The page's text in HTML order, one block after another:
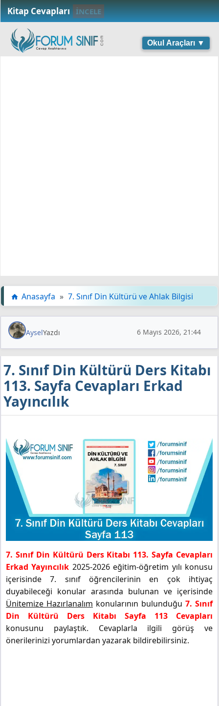
Kitap Cevapları İNCELE
Okul Araçları ▼
Anasayfa » 7. Sınıf Din Kültürü ve Ahlak Bilgisi
AyselYazdı 6 Mayıs 2026, 21:44
7. Sınıf Din Kültürü Ders Kitabı
113. Sayfa Cevapları Erkad
Yayıncılık
7. Sınıf Din Kültürü Ders Kitabı 113. Sayfa Cevapları
Erkad Yayıncılık 2025-2026 eğitim-öğretim yılı konusu
içerisinde 7. sınıf öğrencilerinin en çok ihtiyaç
duyabileceği konular arasında bulunan ve içerisinde
Ünitemize Hazırlanalım konularının bulunduğu 7. Sınıf
Din Kültürü Ders Kitabı Sayfa 113 Cevapları
konusunu paylaştık. Cevaplarla ilgili görüş ve
önerilerinizi yorumlardan yazarak bildirebilirsiniz.